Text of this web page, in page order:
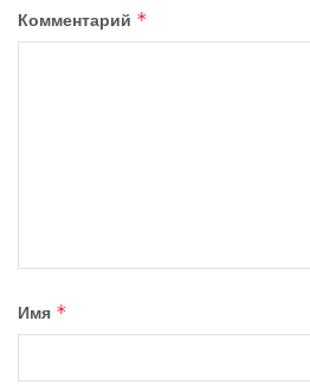
Комментарий *
Имя *